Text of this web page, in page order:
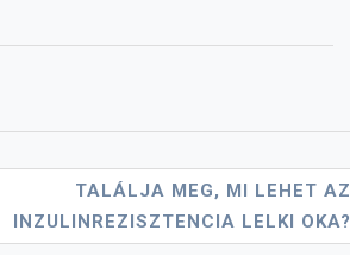
TALÁLJA MEG, MI LEHET AZ
INZULINREZISZTENCIA LELKI OKA?